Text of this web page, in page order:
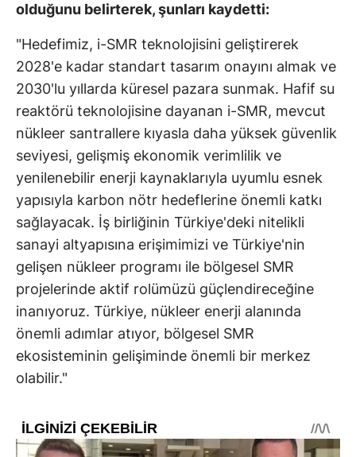
olduğunu belirterek, şunları kaydetti:
"Hedefimiz, i-SMR teknolojisini geliştirerek
2028'e kadar standart tasarım onayını almak ve
2030'lu yıllarda küresel pazara sunmak. Hafif su
reaktörü teknolojisine dayanan i-SMR, mevcut
nükleer santrallere kıyasla daha yüksek güvenlik
seviyesi, gelişmiş ekonomik verimlilik ve
yenilenebilir enerji kaynaklarıyla uyumlu esnek
yapısıyla karbon nötr hedeflerine önemli katkı
sağlayacak. ​​​​​​​İş birliğinin Türkiye'deki nitelikli
sanayi altyapısına erişimimizi ve Türkiye'nin
gelişen nükleer programı ile bölgesel SMR
projelerinde aktif rolümüzü güçlendireceğine
inanıyoruz. Türkiye, nükleer enerji alanında
önemli adımlar atıyor, bölgesel SMR
ekosisteminin gelişiminde önemli bir merkez
olabilir."